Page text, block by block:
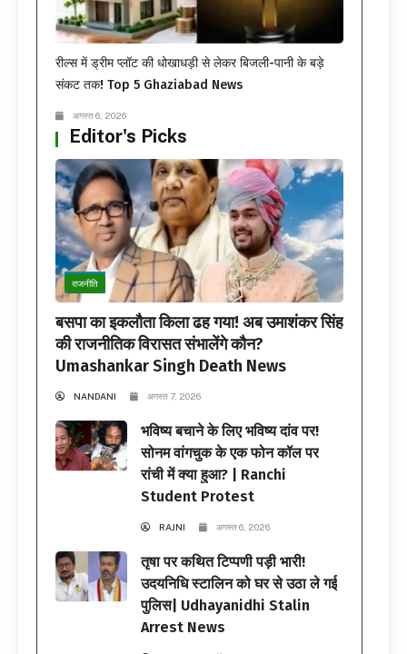
रील्स में ड्रीम प्लॉट की धोखाधड़ी से लेकर बिजली-पानी के बड़े
संकट तक! Top 5 Ghaziabad News
अगस्त 6, 2026
Editor's Picks
राजनीति
बसपा का इकलौता किला ढह गया! अब उमाशंकर सिंह
की राजनीतिक विरासत संभालेंगे कौन?
Umashankar Singh Death News
NANDANI अगस्त 7, 2026
भविष्य बचाने के लिए भविष्य दांव पर!
सोनम वांगचुक के एक फोन कॉल पर
रांची में क्या हुआ? | Ranchi
Student Protest
RAJNI अगस्त 6, 2026
तृषा पर कथित टिप्पणी पड़ी भारी!
उदयनिधि स्टालिन को घर से उठा ले गई
पुलिस| Udhayanidhi Stalin
Arrest News